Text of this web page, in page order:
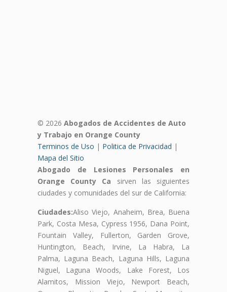
© 2026 Abogados de Accidentes de Auto
y Trabajo en Orange County
Terminos de Uso | Politica de Privacidad |
Mapa del Sitio
Abogado de Lesiones Personales en
Orange County Ca sirven las siguientes
ciudades y comunidades del sur de California:
Ciudades:Aliso Viejo, Anaheim, Brea, Buena
Park, Costa Mesa, Cypress 1956, Dana Point,
Fountain Valley, Fullerton, Garden Grove,
Huntington, Beach, Irvine, La Habra, La
Palma, Laguna Beach, Laguna Hills, Laguna
Niguel, Laguna Woods, Lake Forest, Los
Alamitos, Mission Viejo, Newport Beach,